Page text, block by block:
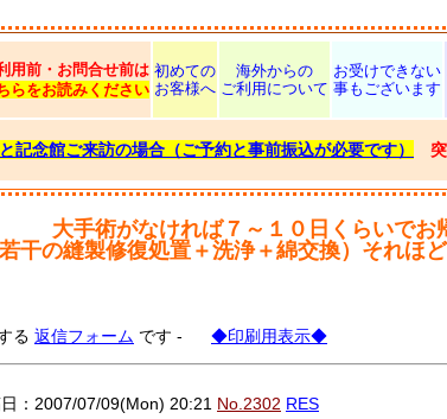
用前・お問合せ前は
らをお読みください
初めての
お客様へ
海外からの
ご利用について
お受けできない
事もございます
記念館ご来訪の場合（ご予約と事前振込が必要です）
大手術がなければ７～１０日くらいでお
若干の縫製修復処置＋洗浄＋綿交換）それほ
る 返信フォーム です - ◆印刷用表示◆
：2007/07/09(Mon) 20:21 No.2302 RES